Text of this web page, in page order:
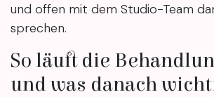
und offen mit dem Studio-Team
sprechen.
So läuft die
und was danach